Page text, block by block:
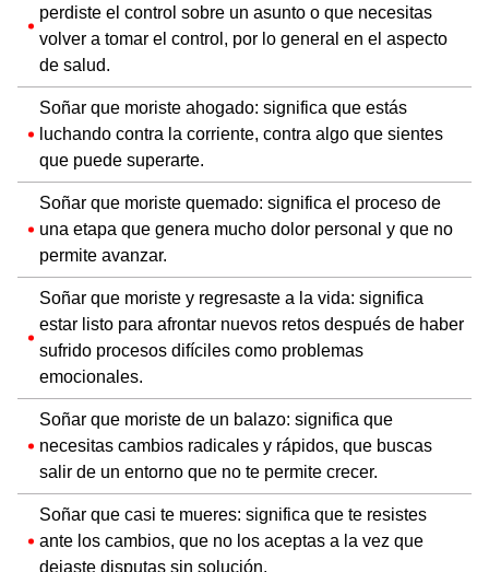
perdiste el control sobre un asunto o que necesitas
volver a tomar el control, por lo general en el aspecto
de salud.
Soñar que moriste ahogado: significa que estás
luchando contra la corriente, contra algo que sientes
que puede superarte.
Soñar que moriste quemado: significa el proceso de
una etapa que genera mucho dolor personal y que no
permite avanzar.
Soñar que moriste y regresaste a la vida: significa
estar listo para afrontar nuevos retos después de haber
sufrido procesos difíciles como problemas
emocionales.
Soñar que moriste de un balazo: significa que
necesitas cambios radicales y rápidos, que buscas
salir de un entorno que no te permite crecer.
Soñar que casi te mueres: significa que te resistes
ante los cambios, que no los aceptas a la vez que
dejaste disputas sin solución.